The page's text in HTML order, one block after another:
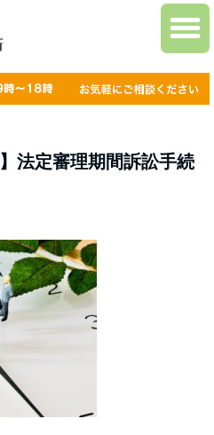
法定審理期間訴訟手続